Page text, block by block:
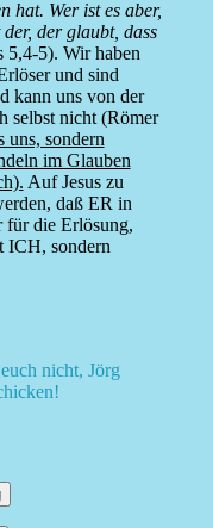
hat. Wer ist es aber,
der glaubt, dass
5,4-5). Wir haben
und sind
kann uns von der
selbst nicht (Römer
uns, sondern
im Glauben
Auf Jesus zu
daß ER in
für die Erlösung,
ICH, sondern
nicht, Jörg